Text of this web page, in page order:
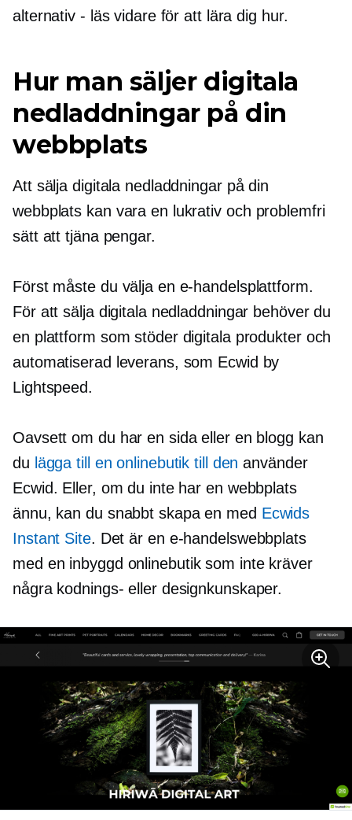
alternativ - läs vidare för att lära dig hur.
Hur man säljer digitala
nedladdningar på din
webbplats
Att sälja digitala nedladdningar på din
webbplats kan vara en lukrativ och problemfri
sätt att tjäna pengar.
Först måste du välja en e-handelsplattform.
För att sälja digitala nedladdningar behöver du
en plattform som stöder digitala produkter och
automatiserad leverans, som Ecwid by
Lightspeed.
Oavsett om du har en sida eller en blogg kan
du lägga till en onlinebutik till den använder
Ecwid. Eller, om du inte har en webbplats
ännu, kan du snabbt skapa en med Ecwids
Instant Site. Det är en e-handelswebbplats
med en inbyggd onlinebutik som inte kräver
några kodnings- eller designkunskaper.